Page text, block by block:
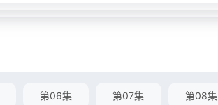
第06集 第07集 第08集